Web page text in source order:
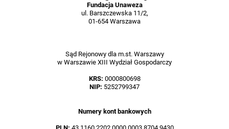
Fundacja Unaweza
ul. Barszczewska 11/2,
01-654 Warszawa
Sąd Rejonowy dla m.st. Warszawy
w Warszawie XIII Wydział Gospodarczy
KRS: 0000800698
NIP: 5252799347
Numery kont bankowych